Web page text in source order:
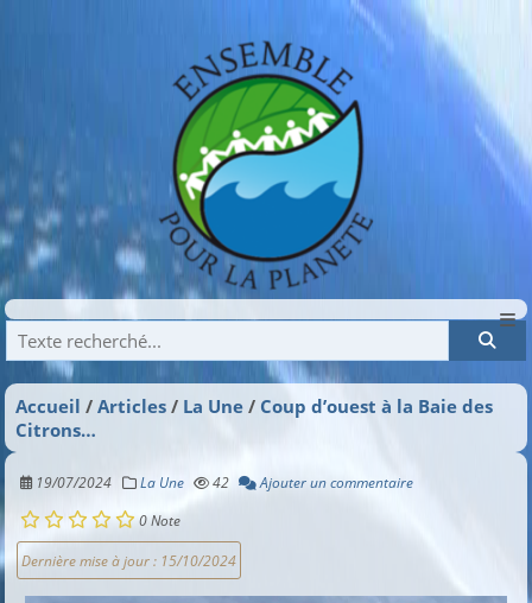
Recherche
Accueil Articles La Une
Coup d’ouest à la Baie des
Citrons…
19/07/2024 La Une 42 Ajouter un commentaire
0Note
Dernière mise à jour : 15/10/2024